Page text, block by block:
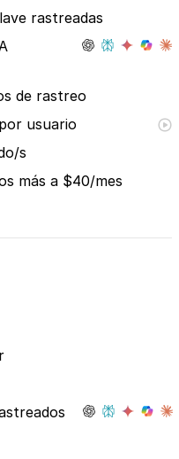
rastreadas
de rastreo
usuario
s
más a $40/mes